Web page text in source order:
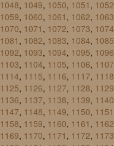
1048, 1049, 1050, 1051 , 1052
1059, 1060, 1061 , 1062, 1063
1070, 1071 , 1072, 1073, 1074
1081 , 1082, 1083, 1084, 1085
1092, 1093, 1094, 1095, 1096
1103, 1104, 1105, 1106, 1107
1114, 1115, 1116, 1117, 1118
1125, 1126, 1127, 1128, 1129
1136, 1137, 1138, 1139, 1140
1147, 1148, 1149, 1150, 1151
1158, 1159, 1160, 1161 , 1162
1169, 1170, 1171 , 1172, 1173